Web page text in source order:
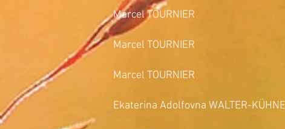
Marcel TOURNIER
Marcel TOURNIER Étude
Marcel TOURNIER Images
Ekaterina Adolfovna WALTER-